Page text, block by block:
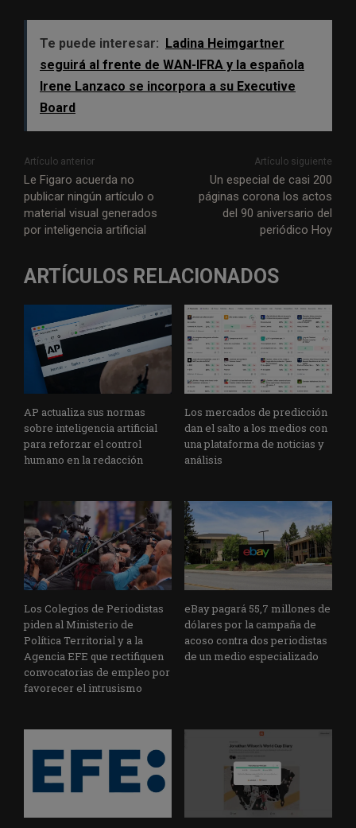
Te puede interesar:
Ladina Heimgartner
seguirá al frente de WAN-IFRA y la española
Irene Lanzaco se incorpora a su Executive
Board
Artículo anterior
Le Figaro acuerda no
publicar ningún artículo o
material visual generados
por inteligencia artificial
Artículo siguiente
Un especial de casi 200
páginas corona los actos
del 90 aniversario del
periódico Hoy
ARTÍCULOS RELACIONADOS
AP actualiza sus normas
sobre inteligencia artificial
para reforzar el control
humano en la redacción
Los mercados de predicción
dan el salto a los medios con
una plataforma de noticias y
análisis
Los Colegios de Periodistas
piden al Ministerio de
Política Territorial y a la
Agencia EFE que rectifiquen
convocatorias de empleo por
favorecer el intrusismo
eBay pagará 55,7 millones de
dólares por la campaña de
acoso contra dos periodistas
de un medio especializado